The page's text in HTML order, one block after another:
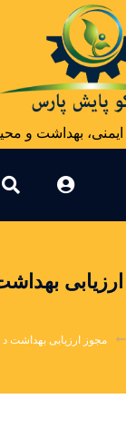
بهداشت و
بهداشت
مجوز ارزیابی بهداشت د